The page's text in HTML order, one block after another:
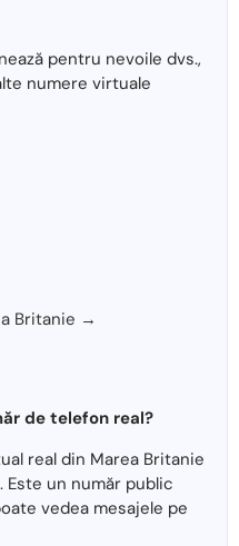
pentru nevoile dvs.,
numere virtuale
Britanie →
de telefon real?
real din Marea Britanie
Este un număr public
vedea mesajele pe